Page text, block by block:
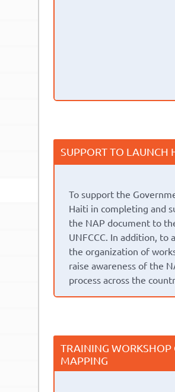
SUPPORT TO LAUNCH
To support the
Haiti in completing and
the NAP document to
UNFCCC. In addition, to
the organization of
raise awareness of the
process across the
TRAINING WORKSHOP
MAPPING